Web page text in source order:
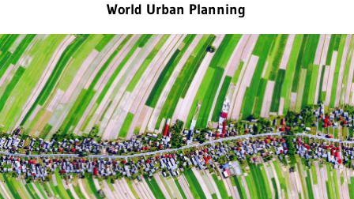
World Urban Planning